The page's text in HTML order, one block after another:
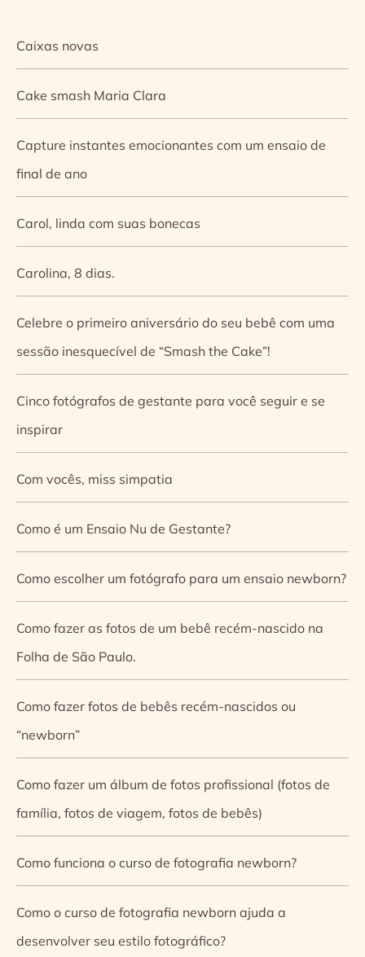
Caixas novas
Cake smash Maria Clara
Capture instantes emocionantes com um ensaio de
final de ano
Carol, linda com suas bonecas
Carolina, 8 dias.
Celebre o primeiro aniversário do seu bebê com uma
sessão inesquecível de “Smash the Cake”!
Cinco fotógrafos de gestante para você seguir e se
inspirar
Com vocês, miss simpatia
Como é um Ensaio Nu de Gestante?
Como escolher um fotógrafo para um ensaio newborn?
Como fazer as fotos de um bebê recém-nascido na
Folha de São Paulo.
Como fazer fotos de bebês recém-nascidos ou
“newborn”
Como fazer um álbum de fotos profissional (fotos de
família, fotos de viagem, fotos de bebês)
Como funciona o curso de fotografia newborn?
Como o curso de fotografia newborn ajuda a
desenvolver seu estilo fotográfico?